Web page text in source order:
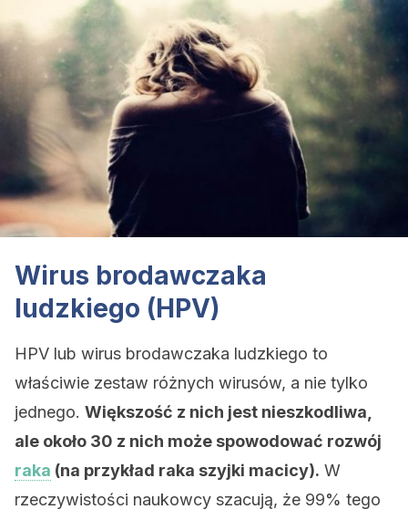
Wirus brodawczaka
ludzkiego (HPV)
HPV lub wirus brodawczaka ludzkiego to
właściwie zestaw różnych wirusów, a nie tylko
jednego. Większość z nich jest nieszkodliwa,
ale około 30 z nich może spowodować rozwój
raka (na przykład raka szyjki macicy). W
rzeczywistości naukowcy szacują, że 99% tego